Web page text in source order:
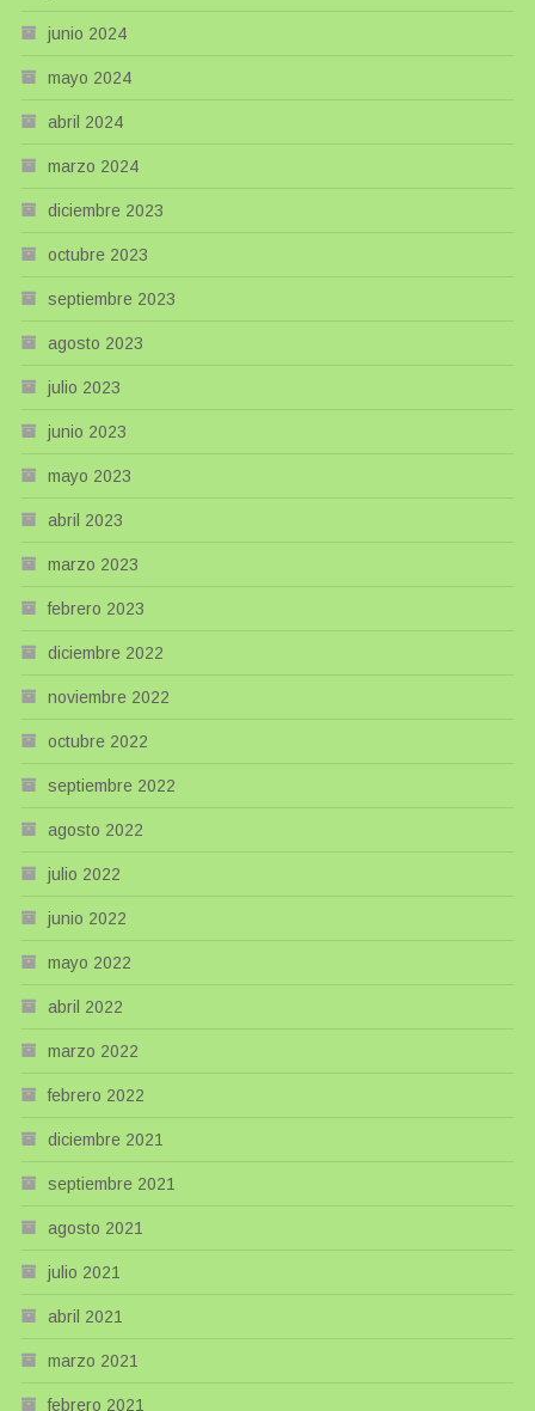
junio 2024
mayo 2024
abril 2024
marzo 2024
diciembre 2023
octubre 2023
septiembre 2023
agosto 2023
julio 2023
junio 2023
mayo 2023
abril 2023
marzo 2023
febrero 2023
diciembre 2022
noviembre 2022
octubre 2022
septiembre 2022
agosto 2022
julio 2022
junio 2022
mayo 2022
abril 2022
marzo 2022
febrero 2022
diciembre 2021
septiembre 2021
agosto 2021
julio 2021
abril 2021
marzo 2021
febrero 2021